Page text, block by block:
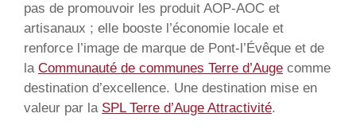
pas de promouvoir les produit AOP-AOC et
artisanaux ; elle booste l’économie locale et
renforce l’image de marque de Pont-l’Évêque et de
la Communauté de communes Terre d’Auge comme
destination d’excellence. Une destination mise en
valeur par la SPL Terre d’Auge Attractivité.